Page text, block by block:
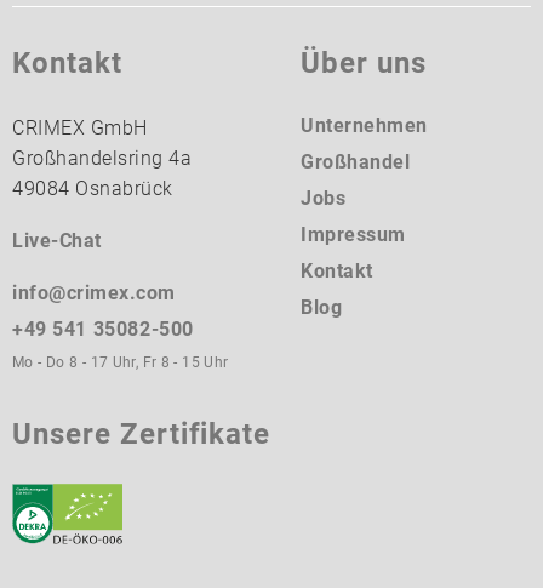
Kontakt
CRIMEX GmbH
Großhandelsring 4a
49084 Osnabrück
Live-Chat
info@crimex.com
+49 541 35082-500
Mo - Do 8 - 17 Uhr, Fr 8 - 15 Uhr
Über uns
Unternehmen
Großhandel
Jobs
Impressum
Kontakt
Blog
Unsere Zertifikate